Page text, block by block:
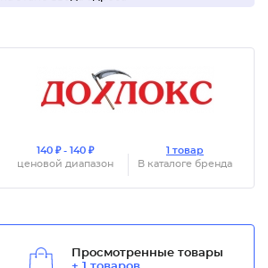
140 ₽ - 140 ₽
ценовой диапазон
1 товар
В каталоге бренда
Просмотренные товары